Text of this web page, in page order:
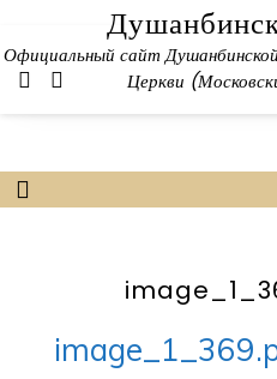
content
Официальный сайт
Церкви